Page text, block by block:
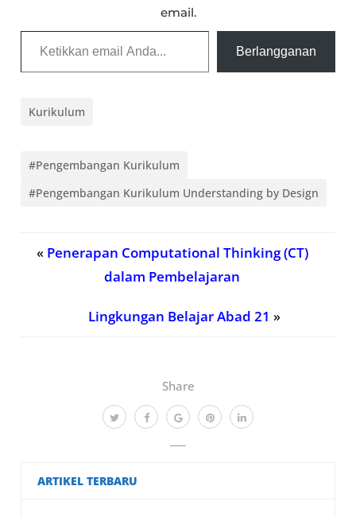
Share
email.
Ketikkan email Anda...
Berlangganan
Kurikulum
#Pengembangan Kurikulum
#Pengembangan Kurikulum Understanding by Design
« Penerapan Computational Thinking (CT)
dalam Pembelajaran
Lingkungan Belajar Abad 21 »
ARTIKEL TERBARU